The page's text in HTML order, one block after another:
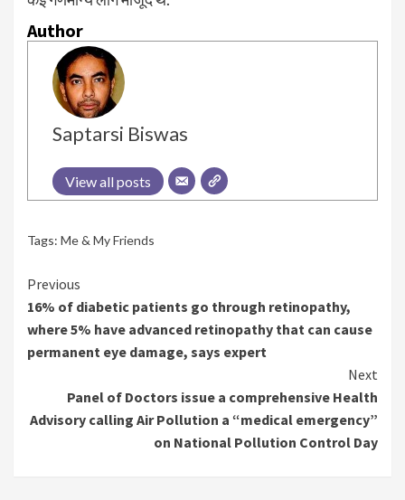
Author
Saptarsi Biswas
View all posts
Tags: Me & My Friends
Continue
Reading
Previous
16% of diabetic patients go through retinopathy,
where 5% have advanced retinopathy that can cause
permanent eye damage, says expert
Next
Panel of Doctors issue a comprehensive Health
Advisory calling Air Pollution a “medical emergency”
on National Pollution Control Day